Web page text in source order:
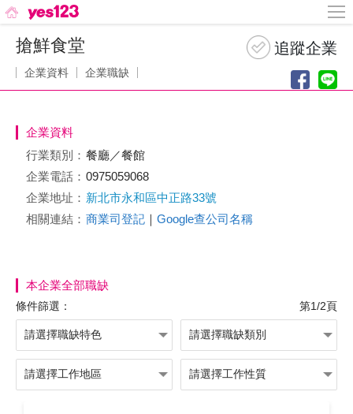
搶鮮食堂
企業資料 企業職缺
企業資料
行業類別： 餐廳／餐館
企業電話： 0975059068
企業地址： 新北市永和區中正路33號
相關連結： 商業司登記 ｜ Google查公司名稱
本企業全部職缺
條件篩選： 第1/2頁